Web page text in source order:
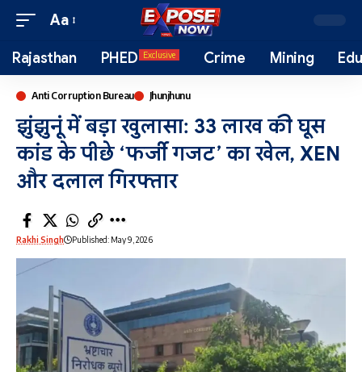
Aa
Rajasthan PHED Exclusive Crime Mining
Anti Corruption Bureau Jhunjhunu
झुंझुनूं में बड़ा खुलासा: 33 लाख की घूस
कांड के पीछे ‘फर्जी गजट’ का खेल, XEN
और दलाल गिरफ्तार
Rakhi Singh Published: May 9, 2026